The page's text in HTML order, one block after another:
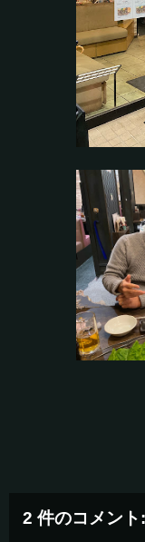
2 件のコメント: